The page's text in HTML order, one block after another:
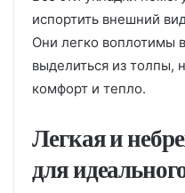
испортить внешний
Они легко воплотимы
выделиться из толпы,
комфорт и тепло.
Легкая и
для